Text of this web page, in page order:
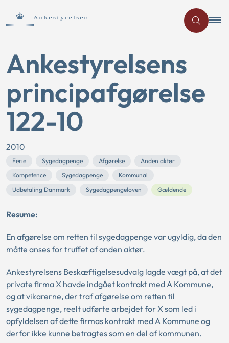
Ankestyrelsens
principafgørelse
122-10
2010
Ferie Sygedagpenge Afgørelse
Anden aktør
Kompetence
Sygedagpenge
Kommunal
Udbetaling Danmark
Sygedagpengeloven Gældende
Resume:
En afgørelse om retten til sygedagpenge var ugyldig, da den
måtte anses for truffet af anden aktør.
Ankestyrelsens Beskæftigelsesudvalg lagde vægt på, at det
private firma X havde indgået kontrakt med A Kommune,
og at vikarerne, der traf afgørelse om retten til
sygedagpenge, reelt udførte arbejdet for X som led i
opfyldelsen af dette firmas kontrakt med A Kommune og
derfor ikke kunne betragtes som en del af kommunen.